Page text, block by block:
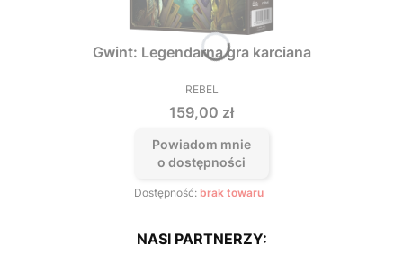
Gwint: Legendarna gra karciana
PRODUCENT
REBEL
Cena
159,00 zł
Powiadom mnie
o dostępności
Dostępność: brak towaru
NASI PARTNERZY: